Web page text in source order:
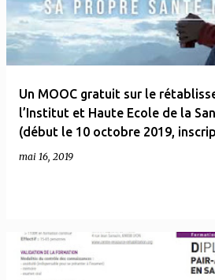
Un MOOC gratuit sur le
l’Institut et Haute Ecole de la
(début le 10 octobre 2019,
mai 16, 2019